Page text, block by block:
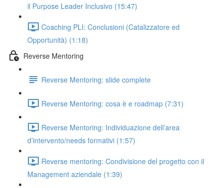
il Purpose Leader Inclusivo (15:47)
Coaching PLI: Conclusioni (Catalizzatore ed
Opportunità) (1:18)
Reverse Mentoring
Reverse Mentoring: slide complete
Reverse Mentoring: cosa è e roadmap (7:31)
Reverse Mentoring: Individuazione dell’area
d’intervento/needs formativi (1:57)
Reverse mentoring: Condivisione del progetto con il
Management aziendale (1:39)